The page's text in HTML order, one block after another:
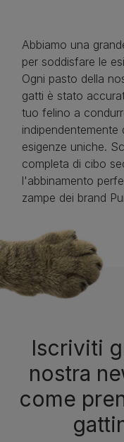
Abbiamo una
per soddisfare le
Ogni pasto della
gatti è stato
tuo felino a
esigenze uniche.
completa di cibo
l'abbinamento
zampe dei brand
Iscriviti
nostra
come